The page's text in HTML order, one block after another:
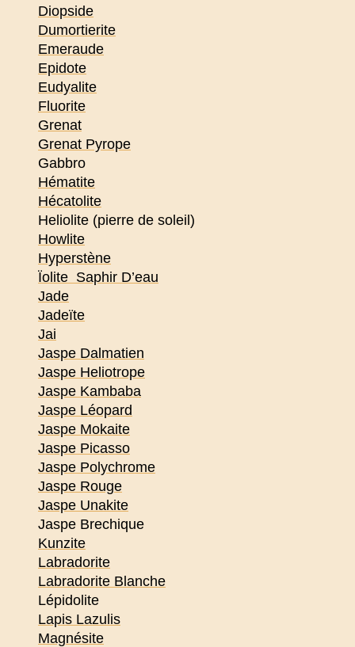
Diopside
Dumortierite
Emeraude
Epidote
Eudyalite
Fluorite
Grenat
Grenat Pyrope
Gabbro
Hématite
Hécatolite
Heliolite (pierre de soleil)
Howlite
Hyperstène
Ïolite Saphir D’eau
Jade
Jadeïte
Jai
Jaspe Dalmatien
Jaspe Heliotrope
Jaspe Kambaba
Jaspe Léopard
Jaspe Mokaite
Jaspe Picasso
Jaspe Polychrome
Jaspe Rouge
Jaspe Unakite
Jaspe Brechique
Kunzite
Labradorite
Labradorite Blanche
Lépidolite
Lapis Lazulis
Magnésite